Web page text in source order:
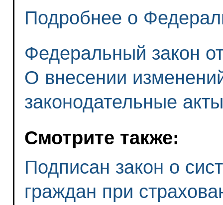
Подробнее о
Федеральный закон
О внесении
законодательные
Смотрите также:
Подписан закон о
граждан при